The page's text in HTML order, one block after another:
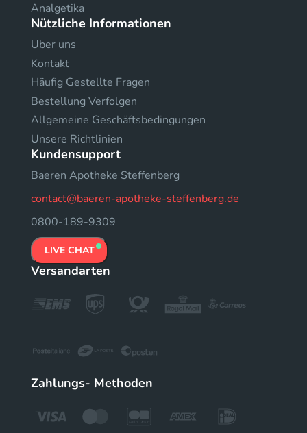
Analgetika
Nützliche Informationen
Uber uns
Kontakt
Häufig Gestellte Fragen
Bestellung Verfolgen
Allgemeine Geschäftsbedingungen
Unsere Richtlinien
Kundensupport
Baeren Apotheke Steffenberg
contact@baeren-apotheke-steffenberg.de
0800-189-9309
LIVE CHAT
Versandarten
Zahlungs- Methoden